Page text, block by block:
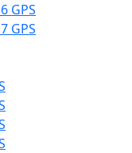
GPS
GPS